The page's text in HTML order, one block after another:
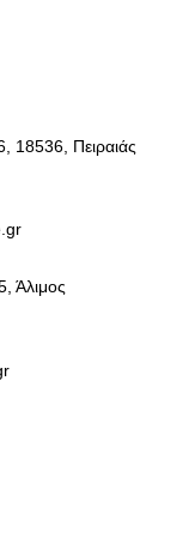
18536, Πειραιάς
Άλιμος